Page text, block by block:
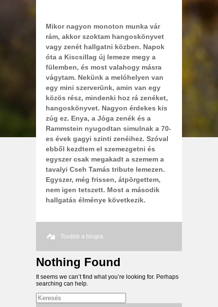
Mikor nagyon monoton munka vár
rám, akkor szoktam hangoskönyvet
vagy zenét hallgatni közben. Napok
óta a Kiscsillag új lemeze megy a
fülemben, és most valahogy másra
vágytam. Nekünk a melóhelyen van
egy mini szerverünk, amin van egy
közös rész, mindenki hoz rá zenéket,
hangoskönyvet. Nagyon érdekes kis
zúg ez. Enya, a Jóga zenék és a
Rammstein nyugodtan simulnak a 70-
es évek gagyi szinti zenéihez. Szóval
ebből kezdtem el szemezgetni és
egyszer csak megakadt a szemem a
tavalyi Cseh Tamás tribute lemezen.
Egyszer, még frissen, átpörgettem,
nem igen tetszett. Most a második
hallgatás élménye következik.
Tovább a blogra.
Nothing Found
It seems we can’t find what you’re looking for. Perhaps
searching can help.